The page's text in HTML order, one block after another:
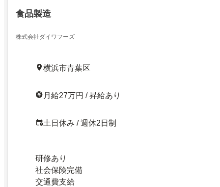
食品製造
株式会社ダイワフーズ
横浜市青葉区
月給27万円 / 昇給あり
土日休み / 週休2日制
研修あり
社会保険完備
交通費支給